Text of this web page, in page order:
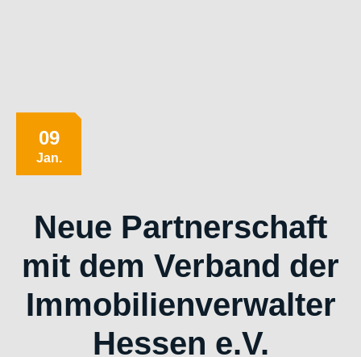
09
Jan.
Neue Partnerschaft
mit dem Verband der
Immobilienverwalter
Hessen e.V.